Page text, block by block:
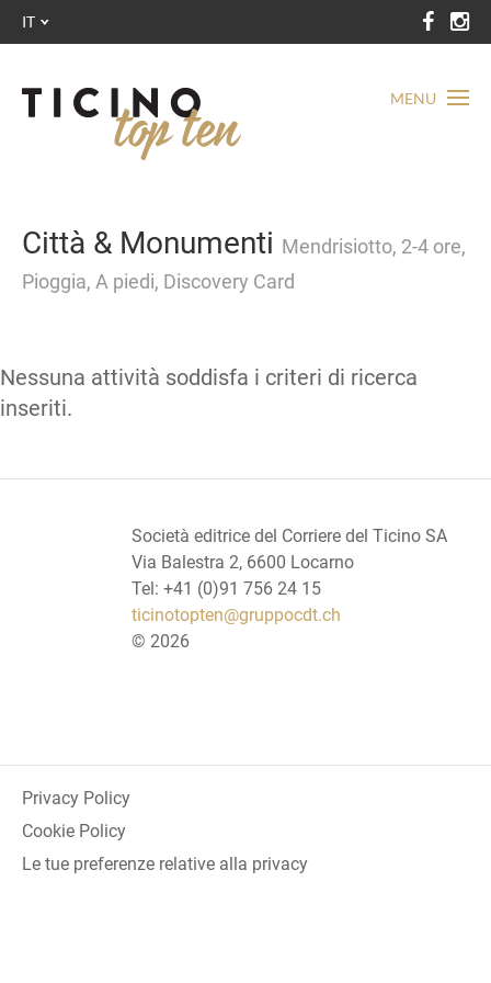
MENU
IT
Città & Monumenti Mendrisiotto, 2-4 ore,
Pioggia, A piedi, Discovery Card
Nessuna attività soddisfa i criteri di ricerca
inseriti.
Società editrice del Corriere del Ticino SA
Via Balestra 2, 6600 Locarno
Tel: +41 (0)91 756 24 15
ticinotopten@gruppocdt.ch
© 2026
Privacy Policy
Cookie Policy
Le tue preferenze relative alla privacy